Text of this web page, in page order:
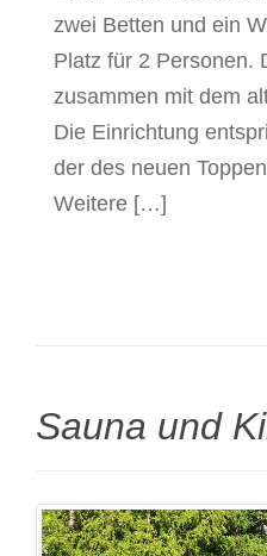
zwei Betten und ein
Platz für 2 Personen.
zusammen mit dem
Die Einrichtung
der des neuen
Weitere […]
Sauna und